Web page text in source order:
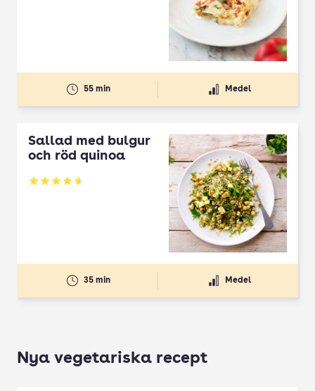
55 min Medel
Sallad med bulgur
och röd quinoa
Betyg: 4.67 av 5
35 min Medel
Nya vegetariska recept